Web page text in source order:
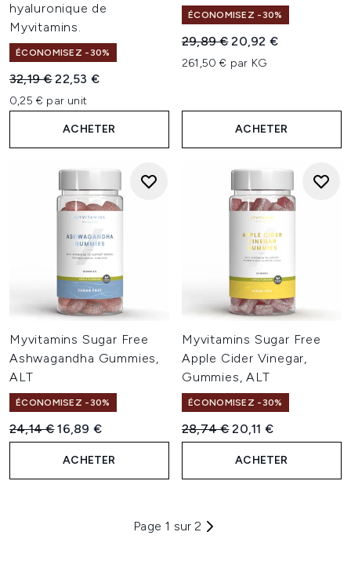
hyaluronique de
Myvitamins.
ÉCONOMISEZ -30%
Prix de vente :
32,19 €Prix ​​actuel :
22,53 €
0,25 € par unit
ACHETER
ÉCONOMISEZ -30%
Prix de vente :
29,89 €Prix ​​actuel :
20,92 €
261,50 € par KG
ACHETER
Myvitamins Sugar Free
Ashwagandha Gummies,
ALT
ÉCONOMISEZ -30%
Prix de vente :
24,14 €Prix ​​actuel :
16,89 €
ACHETER
Myvitamins Sugar Free
Apple Cider Vinegar,
Gummies, ALT
ÉCONOMISEZ -30%
Prix de vente :
28,74 €Prix ​​actuel :
20,11 €
ACHETER
Page 1 sur 2